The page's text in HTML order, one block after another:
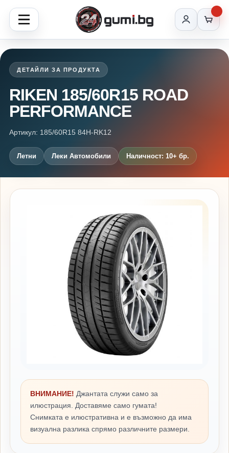
ДЕТАЙЛИ ЗА ПРОДУКТА
RIKEN 185/60R15 ROAD
PERFORMANCE
Артикул: 185/60R15 84H-RK12
Летни Леки Автомобили Наличност: 10+ бр.
ВНИМАНИЕ! Джантата служи само за
илюстрация. Доставяме само гумата!
Снимката е илюстративна и е възможно да има
визуална разлика спрямо различните размери.